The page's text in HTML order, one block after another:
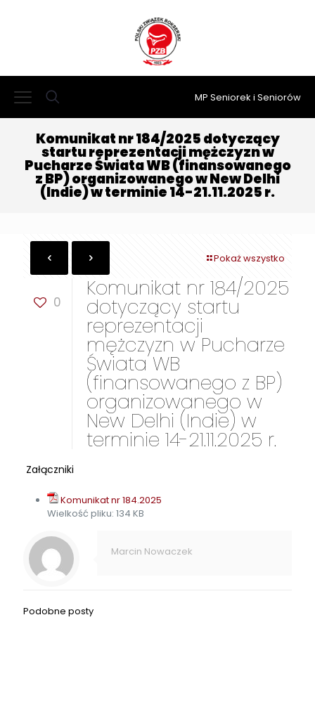
MP Seniorek i Seniorów
Komunikat nr 184/2025 dotyczący
startu reprezentacji mężczyzn w
Pucharze Świata WB (finansowanego
z BP) organizowanego w New Delhi
(Indie) w terminie 14-21.11.2025 r.
Pokaż wszystko
0
Komunikat nr 184/2025
dotyczący startu
reprezentacji
mężczyzn w Pucharze
Świata WB
(finansowanego z BP)
organizowanego w
New Delhi (Indie) w
terminie 14-21.11.2025 r.
Załączniki
Komunikat nr 184.2025
Wielkość pliku: 134 KB
Marcin Nowaczek
Podobne posty